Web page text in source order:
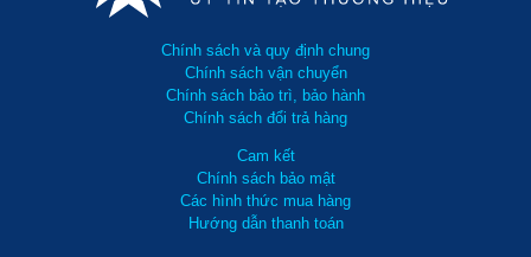
Chính sách và quy định chung
Chính sách vận chuyển
Chính sách bảo trì, bảo hành
Chính sách đổi trả hàng
Cam kết
Chính sách bảo mật
Các hình thức mua hàng
Hướng dẫn thanh toán